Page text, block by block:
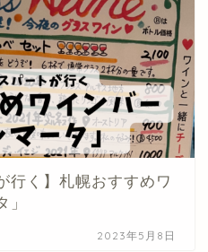
行く】札幌おすすめワ
」
2023年5月8日